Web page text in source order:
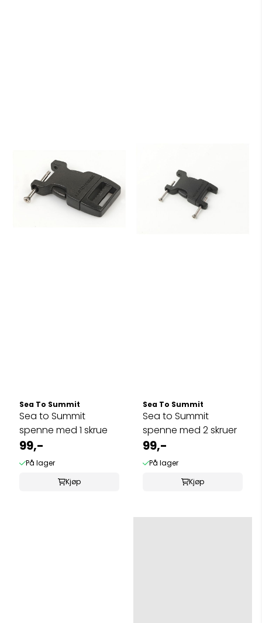
Sea To Summit
Sea to Summit
spenne med 1 skrue
99,-
På lager
Kjøp
Sea To Summit
Sea to Summit
spenne med 2 skruer
99,-
På lager
Kjøp